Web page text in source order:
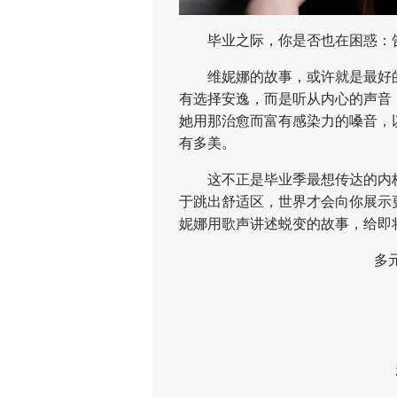
毕业之际，你是否也在困惑：
维妮娜的故事，或许就是最好
有选择安逸，而是听从内心的声
她用那治愈而富有感染力的嗓音
有多美。
这不正是毕业季最想传达的内
于跳出舒适区，世界才会向你展
妮娜用歌声讲述蜕变的故事，给
多元
赴